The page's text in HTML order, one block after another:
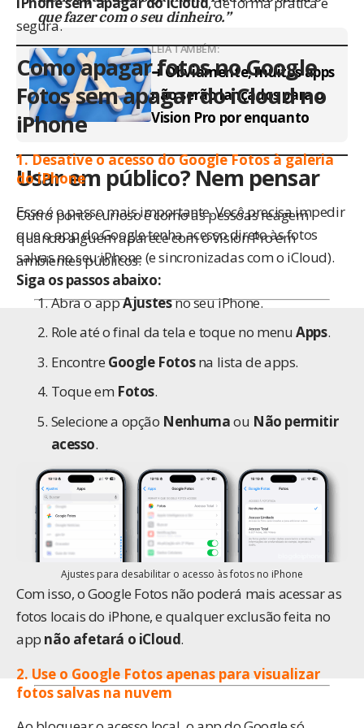
que fazer com o seu dinheiro.”
LEIA TAMBÉM:
➜ Obviamente, muitos apps
não serão lançados para o
Vision Pro por enquanto
Usar em público? Nem pensar
Outro ponto curioso é como as pessoas reagem
quando alguém aparece com o Vision Pro em
ambientes públicos.
segura.
Como apagar fotos no Google
Fotos sem apagar do iCloud no
iPhone
1. Desative o acesso do Google Fotos à galeria
do iPhone
Esse é o passo mais importante. Você precisa impedir
que o app do Google tenha acesso direto às fotos
salvas no seu iPhone (e sincronizadas com o iCloud).
Siga os passos abaixo:
Abra o appAjustesno seu iPhone.
Role até o final da tela e toque no menuApps.
Encontre Google Fotosna lista de apps.
Toque em Fotos.
Selecione a opção Nenhumaou Não permitir
acesso.
Ajustes para desabilitar o acesso às fotos no iPhone
Com isso, o Google Fotos não poderá mais acessar as
fotos locais do iPhone, e qualquer exclusão feita no
app não afetará o iCloud.
2. Use o Google Fotos apenas para visualizar
fotos salvas na nuvem